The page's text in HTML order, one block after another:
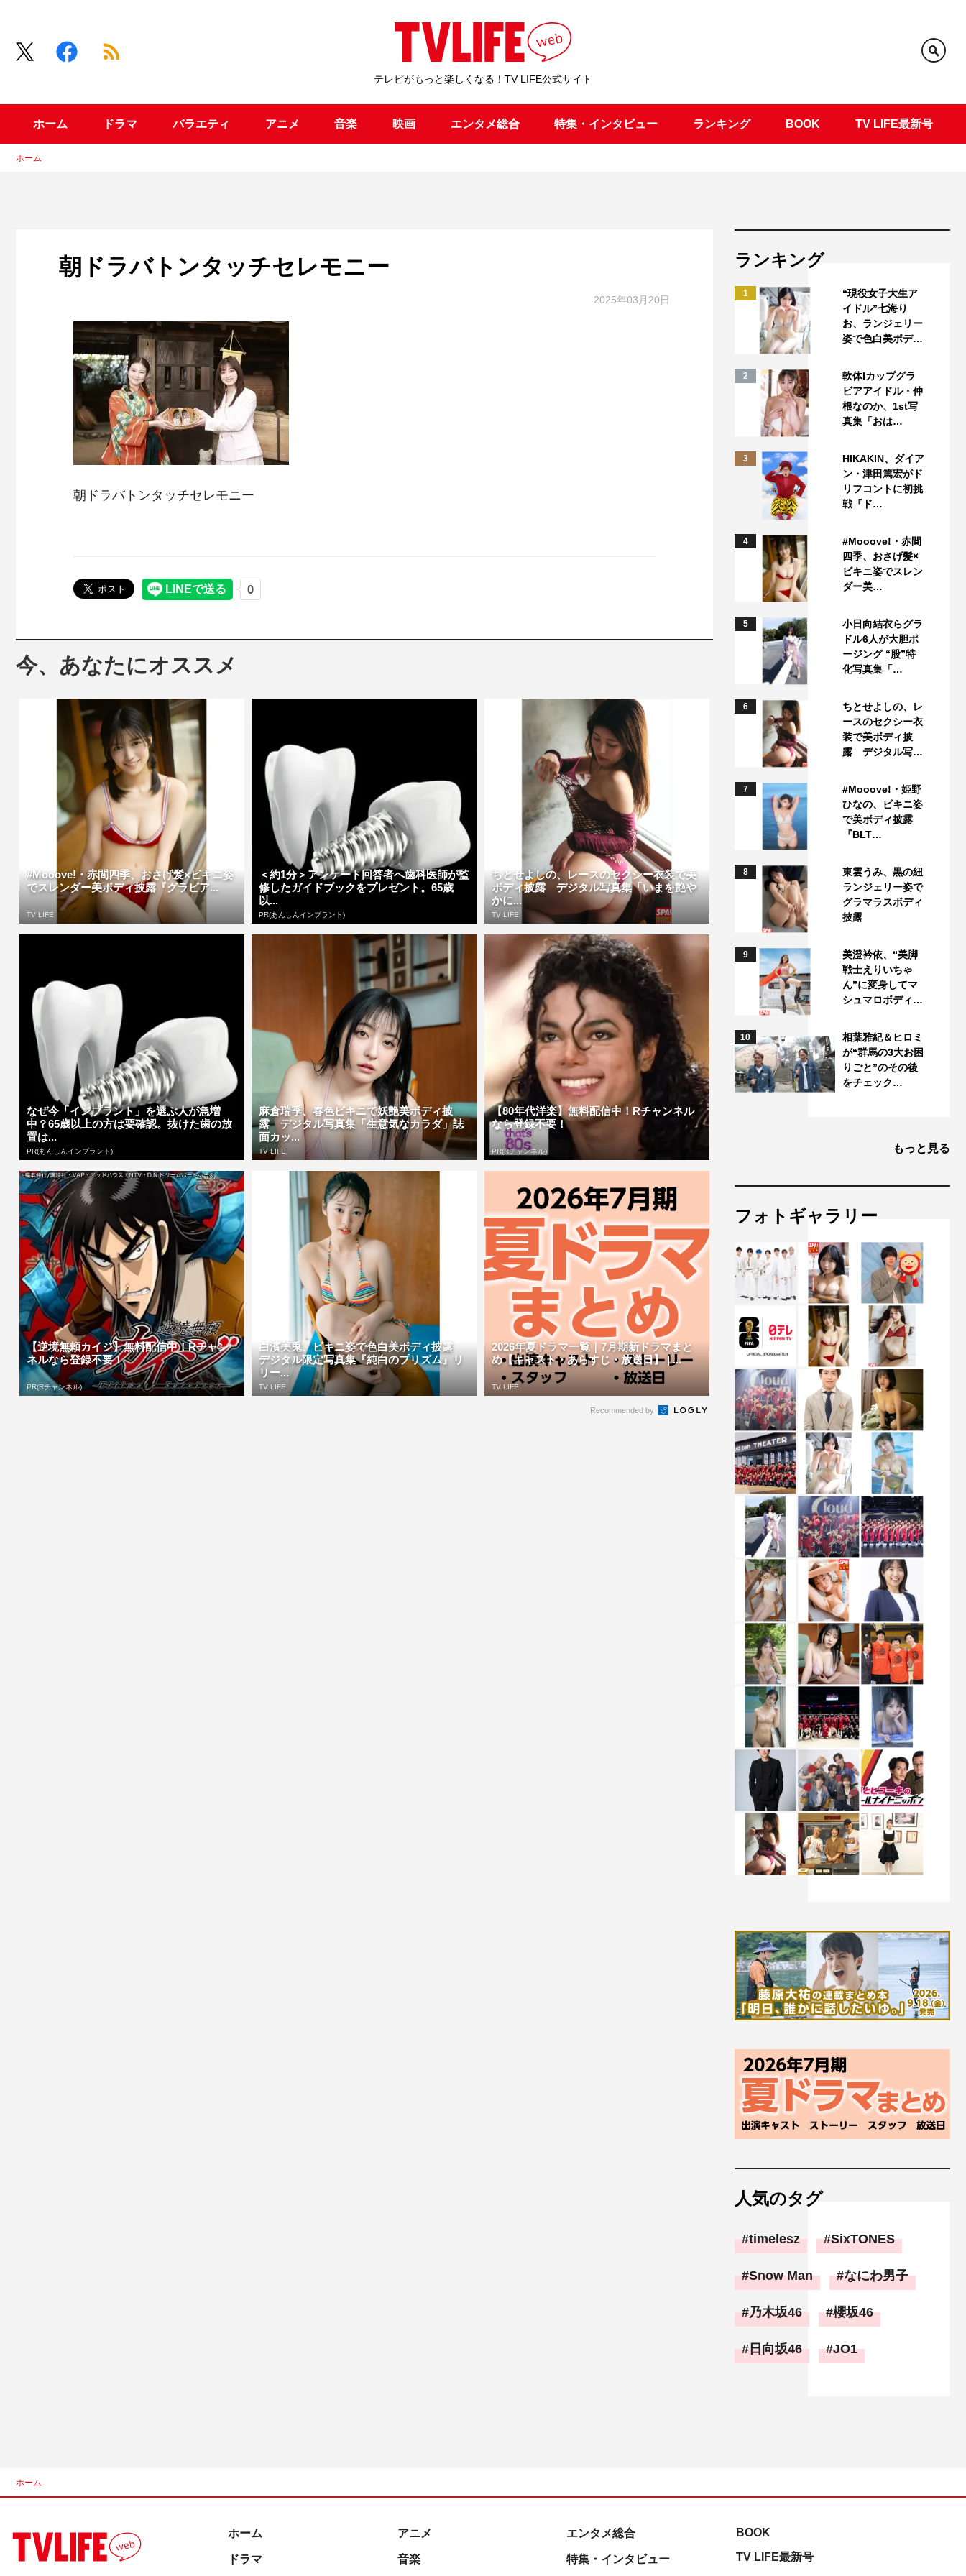
テレビがもっと楽しくなる！TV LIFE公式サイト
ホーム ドラマ バラエティ アニメ 音楽 映画 エンタメ総合 特集・インタビュー ランキング BOOK TV LIFE最新号
ホーム
朝ドラバトンタッチセレモニー
2025年03月20日
朝ドラバトンタッチセレモニー
今、あなたにオススメ
#Mooove!・赤間四季、おさげ髪×ビキニ姿
でスレンダー美ボディ披露『グラビア...
TV LIFE
＜約1分＞アンケート回答者へ歯科医師が監
修したガイドブックをプレゼント。65歳
以...
PR(あんしんインプラント)
ちとせよしの、レースのセクシー衣装で美
ボディ披露 デジタル写真集「いまを艶や
かに...
TV LIFE
なぜ今「インプラント」を選ぶ人が急増
中？65歳以上の方は要確認。抜けた歯の放
置は...
PR(あんしんインプラント)
麻倉瑞季、春色ビキニで妖艶美ボディ披
露 デジタル写真集「生意気なカラダ」誌
面カッ...
TV LIFE
【80年代洋楽】無料配信中！Rチャンネル
なら登録不要！
PR(Rチャンネル)
【逆境無頼カイジ】無料配信中！Rチャン
ネルなら登録不要！
PR(Rチャンネル)
白濱美兎、ビキニ姿で色白美ボディ披露
デジタル限定写真集『純白のプリズム』リ
リー...
TV LIFE
2026年夏ドラマ一覧｜7月期新ドラマまと
め【キャスト・あらすじ・放送日】 | ...
TV LIFE
Recommended by
ランキング
1
“現役女子大生ア
イドル”七海り
お、ランジェリー
姿で色白美ボデ…
2
軟体Iカップグラ
ビアアイドル・仲
根なのか、1st写
真集「おは…
3
HIKAKIN、ダイア
ン・津田篤宏がド
リフコントに初挑
戦『ド…
4
#Mooove!・赤間
四季、おさげ髪×
ビキニ姿でスレン
ダー美…
5
小日向結衣らグラ
ドル6人が大胆ポ
ージング “股”特
化写真集「…
6
ちとせよしの、レ
ースのセクシー衣
装で美ボディ披
露 デジタル写…
7
#Mooove!・姫野
ひなの、ビキニ姿
で美ボディ披露
『BLT…
8
東雲うみ、黒の紐
ランジェリー姿で
グラマラスボディ
披露
9
美澄衿依、“美脚
戦士えりいちゃ
ん”に変身してマ
シュマロボディ…
10
相葉雅紀＆ヒロミ
が“群馬の3大お困
りごと”のその後
をチェック…
もっと見る
フォトギャラリー
人気のタグ
timelesz SixTONES
Snow Man なにわ男子
乃木坂46 櫻坂46
日向坂46 JO1
ホーム
ホーム
ドラマ
アニメ
音楽
エンタメ総合
特集・インタビュー
BOOK
TV LIFE最新号